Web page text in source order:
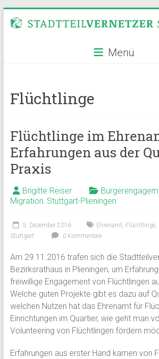
Inhalt
Stadtteilvernetzer
Menü
Flüchtlinge
Flüchtlinge im
Erfahrungen aus der
Praxis
Brigitte Reiser
Migration, Stuttgart-Plieningen
5. Dezember 2016 Ehrenamt, Flüchtlinge,
Stuttgart
0 Kommentare
Am 29.11.2016 trafen sich die
Bezirksrathaus in Plieningen, um
freiwillige Engagement von Flüchtlingen
Welche guten Projekte gibt es dazu auf
welchen Nutzen hat das Ehrenamt für
Einrichtungen im Quartier, wie geht man
Volunteering von Flüchtlingen fördern
Erfahrungen aus erster Hand kamen von